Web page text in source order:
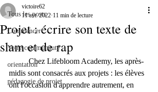
Tous les posts
Commencer
Votre communauté
orientation
pédagogie de projet
Projet : écrire son texte de
slam et de rap
victoire62
11 avr. 2022 11 min de lecture
	Chez Lifebloom Academy, les après-
midis sont consacrés aux projets : les élèves
ont l'occasion d'apprendre autrement, en